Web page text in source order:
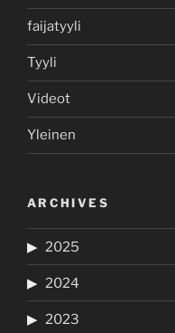
faijatyyli
Tyyli
Videot
Yleinen
ARCHIVES
2025
2024
2023